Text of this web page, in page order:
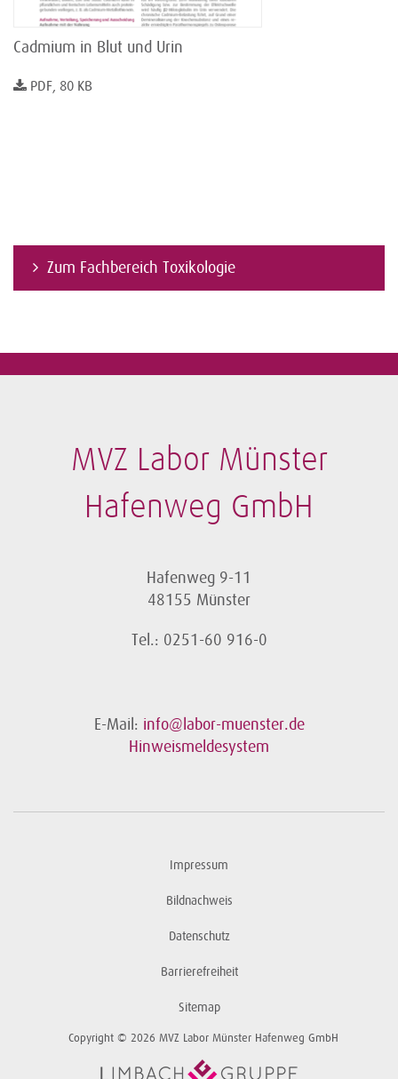
Cadmium in Blut und Urin
PDF, 80 KB
Zum Fachbereich Toxikologie
MVZ Labor Münster
Hafenweg GmbH
Hafenweg 9-11
48155 Münster
Tel.: 0251-60 916-0
E-Mail: info@labor-muenster.de
Hinweismeldesystem
Impressum
Bildnachweis
Datenschutz
Barrierefreiheit
Sitemap
Copyright © 2026 MVZ Labor Münster Hafenweg GmbH